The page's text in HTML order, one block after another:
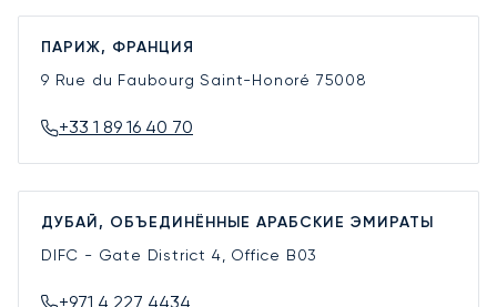
ПАРИЖ, ФРАНЦИЯ
9 Rue du Faubourg Saint-Honoré 75008
+33 1 89 16 40 70
ДУБАЙ, ОБЪЕДИНЁННЫЕ АРАБСКИЕ ЭМИРАТЫ
DIFC - Gate District 4, Office B03
+971 4 227 4434